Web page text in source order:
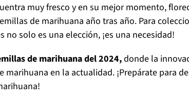
muy fresco y en su mejor momento,
de marihuana año tras año. Para
solo es una elección, ¡es una necesidad!
de marihuanadel 2024,donde la
en la actualidad. ¡Prepárate para